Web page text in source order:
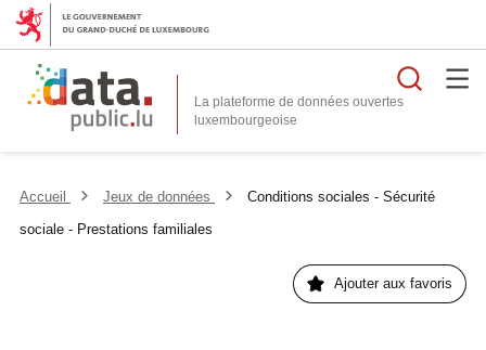
La plateforme de données ouvertes
Accueil Jeux de données
Conditions sociales - Sécurité
sociale - Prestations familiales
Ajouter aux favoris